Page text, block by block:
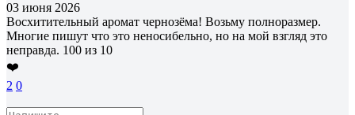
03 июня 2026
Восхитительный аромат чернозёма! Возьму полноразмер.
Многие пишут что это неносибельно, но на мой взгляд это
неправда. 100 из 10
❤️
2 0